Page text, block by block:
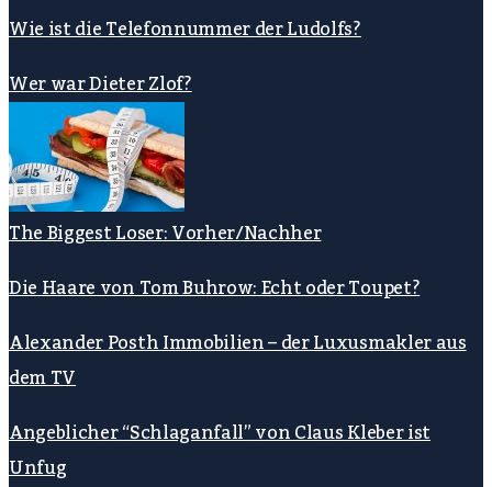
Wie ist die Telefonnummer der Ludolfs?
Wer war Dieter Zlof?
The Biggest Loser: Vorher/Nachher
Die Haare von Tom Buhrow: Echt oder Toupet?
Alexander Posth Immobilien – der Luxusmakler aus
dem TV
Angeblicher “Schlaganfall” von Claus Kleber ist
Unfug